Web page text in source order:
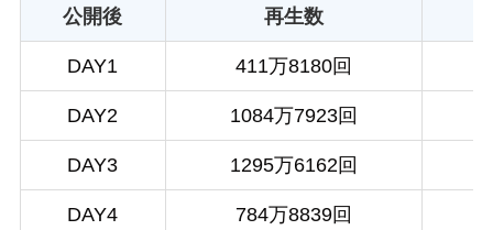
公開後 再生数
DAY1 411万8180回
DAY2 1084万7923回
DAY3 1295万6162回
DAY4 784万8839回